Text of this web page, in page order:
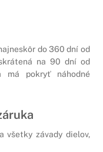
do 360 dní od
na 90 dní od
má pokryť náhodné
všetky závady dielov,